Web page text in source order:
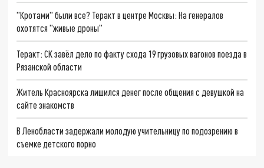
"Кротами" были все? Теракт в центре Москвы: На генералов
охотятся "живые дроны"
Теракт: СК завёл дело по факту схода 19 грузовых вагонов поезда в
Рязанской области
Житель Красноярска лишился денег после общения с девушкой на
сайте знакомств
В Ленобласти задержали молодую учительницу по подозрению в
съемке детского порно